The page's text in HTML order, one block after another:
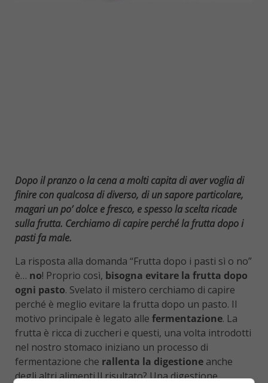
Dopo il pranzo o la cena a molti capita di aver voglia di
finire con qualcosa di diverso, di un sapore particolare,
magari un po’ dolce e fresco, e spesso la scelta ricade
sulla frutta. Cerchiamo di capire perché la frutta dopo i
pasti fa male.
La risposta alla domanda “Frutta dopo i pasti sì o no”
è… no! Proprio così, bisogna evitare la frutta dopo
ogni pasto. Svelato il mistero cerchiamo di capire
perché è meglio evitare la frutta dopo un pasto. Il
motivo principale è legato alle fermentazione. La
frutta è ricca di zuccheri e questi, una volta introdotti
nel nostro stomaco iniziano un processo di
fermentazione che rallenta la digestione anche
degli altri alimenti.Il risultato? Una digestione